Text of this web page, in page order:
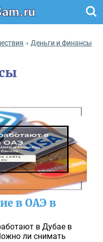
Деньги и финансы
в ОАЭ в
в Дубае в
ли снимать